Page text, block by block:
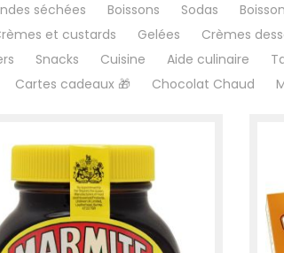
séchées Boissons Sodas
et custards Gelées Crèmes
Snacks Cuisine Aide culinaire
Cartes cadeaux 🎁 Chocolat Chaud